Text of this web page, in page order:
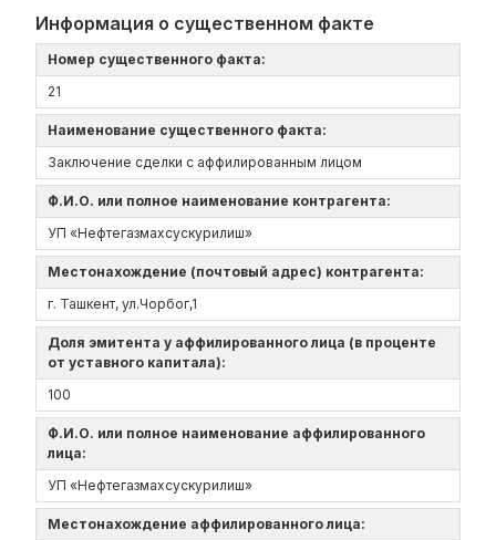
Информация о существенном факте
Номер существенного факта:
21
Наименование существенного факта:
Заключение сделки с аффилированным лицом
Ф.И.О. или полное наименование контрагента:
УП «Нефтегазмахсускурилиш»
Местонахождение (почтовый адрес) контрагента:
г. Ташкент, ул.Чорбог,1
Доля эмитента у аффилированного лица (в проценте
от уставного капитала):
100
Ф.И.О. или полное наименование аффилированного
лица:
УП «Нефтегазмахсускурилиш»
Местонахождение аффилированного лица: